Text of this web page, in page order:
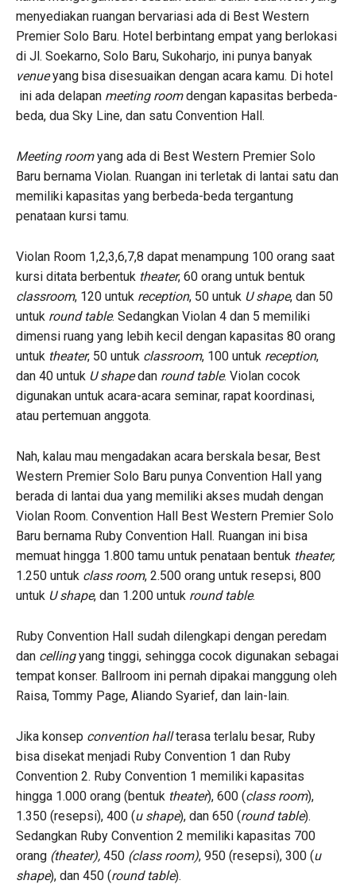
menyediakan ruangan bervariasi ada di Best Western
Premier Solo Baru. Hotel berbintang empat yang berlokasi
di Jl. Soekarno, Solo Baru, Sukoharjo, ini punya banyak
venueyang bisa disesuaikan dengan acara kamu. Di hotel
ini ada delapan meeting roomdengan kapasitas berbeda-
beda, dua Sky Line, dan satu Convention Hall.
Meeting roomyang ada di Best Western Premier Solo
Baru bernama Violan. Ruangan ini terletak di lantai satu dan
memiliki kapasitas yang berbeda-beda tergantung
penataan kursi tamu.
Violan Room 1,2,3,6,7,8 dapat menampung 100 orang saat
kursi ditata berbentuk theater, 60 orang untuk bentuk
classroom, 120 untuk reception, 50 untuk U shape, dan 50
untuk round table. Sedangkan Violan 4 dan 5 memiliki
dimensi ruang yang lebih kecil dengan kapasitas 80 orang
untuk theater, 50 untuk classroom, 100 untuk reception,
dan 40 untuk U shapedan round table. Violan cocok
digunakan untuk acara-acara seminar, rapat koordinasi,
atau pertemuan anggota.
Nah, kalau mau mengadakan acara berskala besar, Best
Western Premier Solo Baru punya Convention Hall yang
berada di lantai dua yang memiliki akses mudah dengan
Violan Room. Convention Hall Best Western Premier Solo
Baru bernama Ruby Convention Hall. Ruangan ini bisa
memuat hingga 1.800 tamu untuk penataan bentuk theater,
1.250 untuk class room, 2.500 orang untuk resepsi, 800
untuk U shape, dan 1.200 untuk round table.
Ruby Convention Hall sudah dilengkapi dengan peredam
dan cellingyang tinggi, sehingga cocok digunakan sebagai
tempat konser. Ballroom ini pernah dipakai manggung oleh
Raisa, Tommy Page, Aliando Syarief, dan lain-lain.
Jika konsep convention hallterasa terlalu besar, Ruby
bisa disekat menjadi Ruby Convention 1 dan Ruby
Convention 2. Ruby Convention 1 memiliki kapasitas
hingga 1.000 orang (bentuk theater), 600 (class room),
1.350 (resepsi), 400 (u shape), dan 650 (round table).
Sedangkan Ruby Convention 2 memiliki kapasitas 700
orang (theater), 450 (class room), 950 (resepsi), 300 (u
shape), dan 450 (round table).